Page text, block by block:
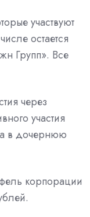
участвуют
остается
Групп». Все
через
участия
в дочернюю
корпорации